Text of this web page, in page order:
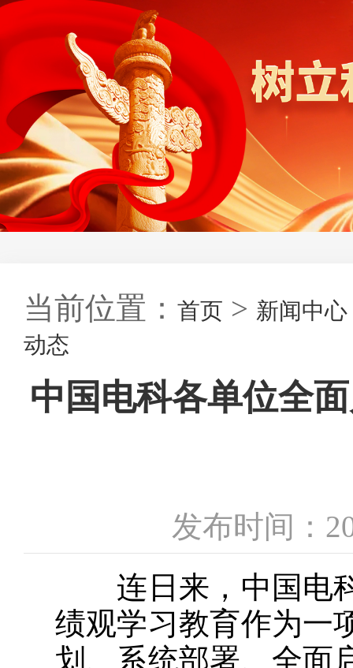
当前位置： 首页 > 新闻中心
动态
中国电科各单位全
发布时间：
连日来，中国电科
绩观学习教育作为一
划、系统部署、全面